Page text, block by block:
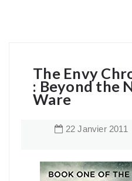
The Envy
: Beyond the
Ware
22 Janvier 2011